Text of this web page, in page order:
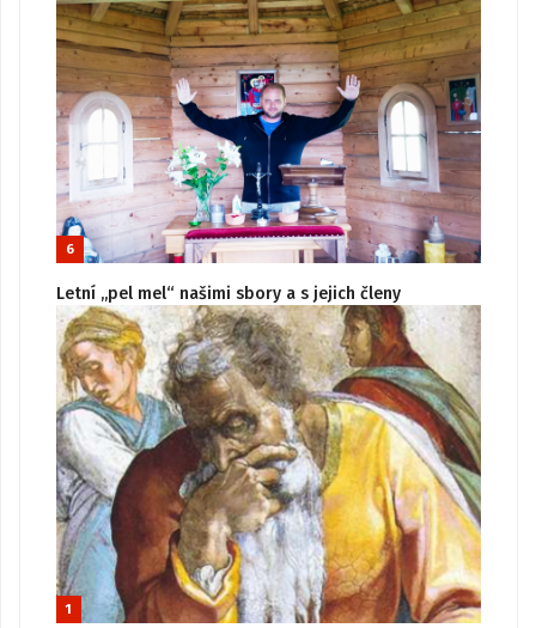
6
Letní „pel mel“ našimi sbory a s jejich členy
1